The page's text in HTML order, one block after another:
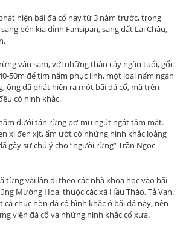
hiện bãi đá cổ này từ 3 năm trước, trong
bên kia đỉnh Fansipan, sang đất Lai Châu,
vân sam, với những thân cây ngàn tuổi, gốc
50m để tìm nấm phục linh, một loại nấm ngàn
ông đã phát hiện ra một bãi đá cổ, mà trên
có hình khắc.
dưới tán rừng pơ-mu ngút ngát tầm mắt.
xì đen xịt, ẩm ướt có những hình khắc loằng
gây sự chú ý cho “người rừng” Trần Ngọc
từng vài lần đi theo các nhà khoa học vào bãi
Mường Hoa, thuộc các xã Hầu Thào, Tả Van.
cả chục hòn đá có hình khắc ở bãi đá này, nên
viên đá cổ và những hình khắc cổ xưa.